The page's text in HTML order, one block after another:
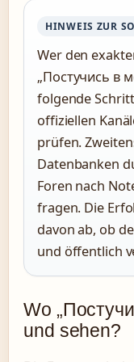
HINWEIS ZUR
Wer den
„Постучись в
folgende
offiziellen
prüfen.
Datenbanken
Foren nach
fragen. Die
davon ab, ob
und öffentlich
Wo
und sehen?